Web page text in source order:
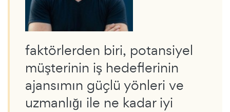
faktörlerden biri, potansiyel
müşterinin iş hedeflerinin
ajansımın güçlü yönleri ve
uzmanlığı ile ne kadar iyi